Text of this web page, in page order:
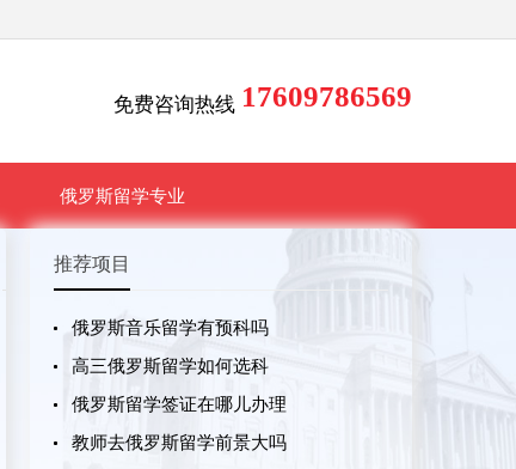
免费咨询热线 17609786569
俄罗斯留学专业
推荐项目
俄罗斯音乐留学有预科吗
高三俄罗斯留学如何选科
俄罗斯留学签证在哪儿办理
教师去俄罗斯留学前景大吗